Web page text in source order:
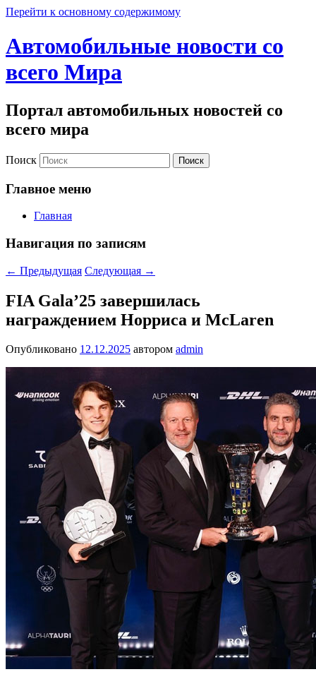
Перейти к основному содержимому
Автомобильные новости со
всего Мира
Портал автомобильных новостей со
всего мира
Поиск
Главное меню
Главная
Навигация по записям
← Предыдущая Следующая →
FIA Gala’25 завершилась
награждением Норриса и McLaren
Опубликовано 12.12.2025 автором admin